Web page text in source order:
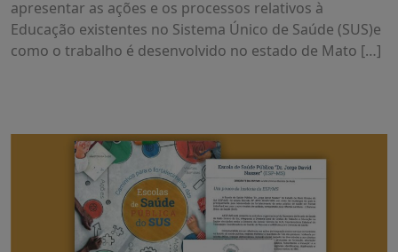
apresentar as ações e os processos relativos à
Educação existentes no Sistema Único de Saúde (SUS)e
como o trabalho é desenvolvido no estado de Mato […]